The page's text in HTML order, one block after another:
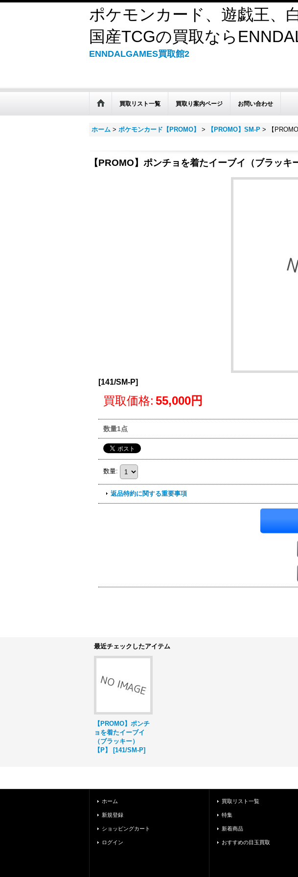
ポケモンカード、遊戯王、
国産TCGの買取なら
ENNDALGAMES買取館2
買取リスト一覧 買取り案内ページ お問い合わせ
ホーム > ポケモンカード【PROMO】 > 【PROMO】SM-P > 【
【PROMO】ポンチョを着たイーブイ（ブラッキ
[141/SM-P]
買取価格: 55,000円
数量1点
数量:
返品特約に関する重要事項
最近チェックしたアイテム
【PROMO】ポンチ
ョを着たイーブイ
（ブラッキー）
【P】
[141/SM-P]
ホーム
新規登録
ショッピングカート
ログイン
買取リスト一覧
特集
新着商品
おすすめの目玉買取